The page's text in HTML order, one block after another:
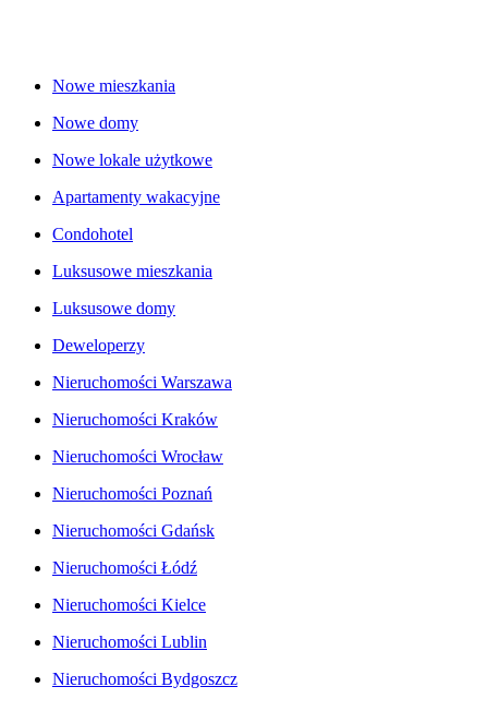
Nowe mieszkania
Nowe domy
Nowe lokale użytkowe
Apartamenty wakacyjne
Condohotel
Luksusowe mieszkania
Luksusowe domy
Deweloperzy
Nieruchomości Warszawa
Nieruchomości Kraków
Nieruchomości Wrocław
Nieruchomości Poznań
Nieruchomości Gdańsk
Nieruchomości Łódź
Nieruchomości Kielce
Nieruchomości Lublin
Nieruchomości Bydgoszcz